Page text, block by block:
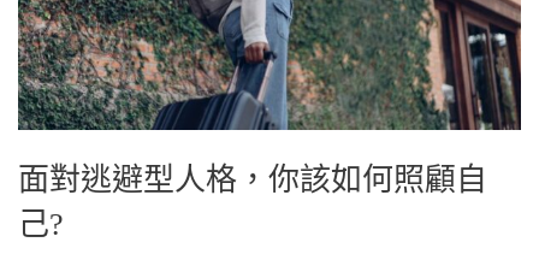
面對逃避型人格，你該如何照顧自
己?